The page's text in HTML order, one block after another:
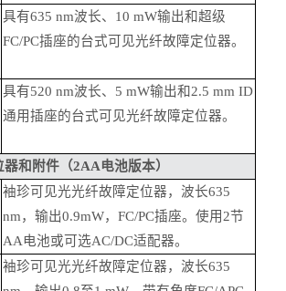
具有635 nm波长、10 mW输出和超级
FC/PC插座的台式可见光纤故障定位器。
具有520 nm波长、5 mW输出和2.5 mm ID
通用插座的台式可见光纤故障定位器。
和附件（2AA电池版本）
袖珍可见光光纤故障定位器，波长635
nm，输出0.9mW，FC/PC插座。使用2节
AA电池或可选AC/DC适配器。
袖珍可见光光纤故障定位器，波长635